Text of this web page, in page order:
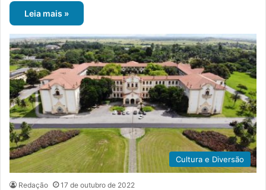
Leia mais »
Cultura e Diversão
Redação 17 de outubro de 2022